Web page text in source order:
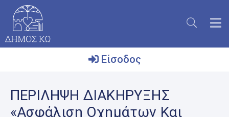
Δήμος
Είσοδος
ΠΕΡΙΛΗΨΗ ΔΙΑΚΗΡΥΞΗΣ
«Ασφάλιση Οχημάτων Και